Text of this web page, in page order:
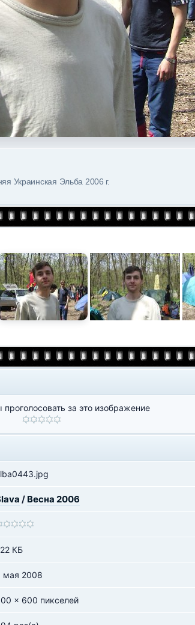
Украинская Эльба 2006 г.
проголосовать за это изображение
/ Весна 2006
КБ
мая 2008
x 600 пикселей